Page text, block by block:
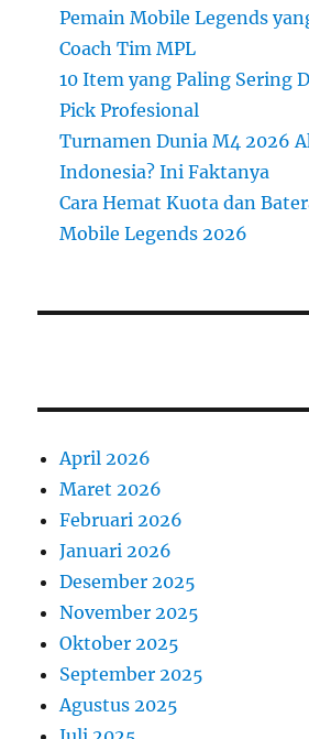
Pemain Mobile Legends
Coach Tim MPL
10 Item yang Paling Sering
Pick Profesional
Turnamen Dunia M4 2026
Indonesia? Ini Faktanya
Cara Hemat Kuota dan
Mobile Legends 2026
April 2026
Maret 2026
Februari 2026
Januari 2026
Desember 2025
November 2025
Oktober 2025
September 2025
Agustus 2025